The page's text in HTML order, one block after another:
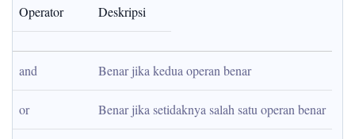
Operator Deskripsi
and Benar jika kedua operan benar
or Benar jika setidaknya salah satu operan benar